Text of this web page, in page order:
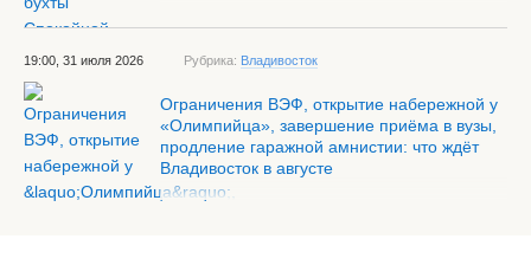
19:00, 31 июля 2026 Рубрика: Владивосток
Ограничения ВЭФ, открытие набережной у
«Олимпийца», завершение приёма в вузы,
продление гаражной амнистии: что ждёт
Владивосток в августе